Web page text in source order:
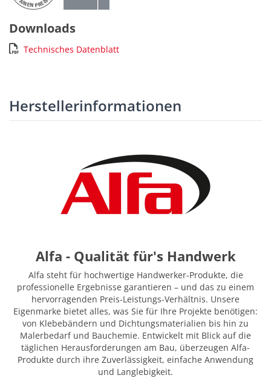
Downloads
Technisches Datenblatt
Herstellerinformationen
Alfa - Qualität für's Handwerk
Alfa steht für hochwertige Handwerker-Produkte, die
professionelle Ergebnisse garantieren – und das zu einem
hervorragenden Preis-Leistungs-Verhältnis. Unsere
Eigenmarke bietet alles, was Sie für Ihre Projekte benötigen:
von Klebebändern und Dichtungsmaterialien bis hin zu
Malerbedarf und Bauchemie. Entwickelt mit Blick auf die
täglichen Herausforderungen am Bau, überzeugen Alfa-
Produkte durch ihre Zuverlässigkeit, einfache Anwendung
und Langlebigkeit.